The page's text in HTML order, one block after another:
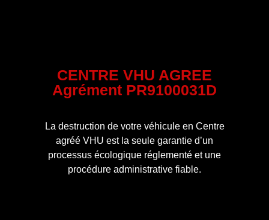
CENTRE VHU AGREE
Agrément PR9100031D
La destruction de votre véhicule en Centre
agréé VHU est la seule garantie d’un
processus écologique réglementé et une
procédure administrative fiable.